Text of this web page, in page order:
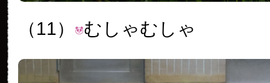
（11） むしゃむしゃ